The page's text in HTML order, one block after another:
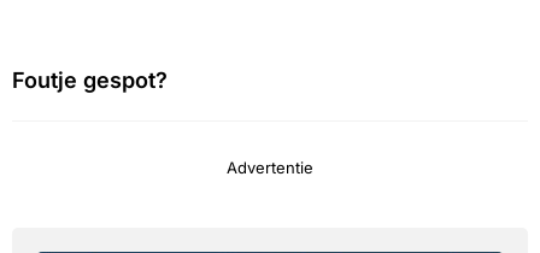
Foutje gespot?
Advertentie